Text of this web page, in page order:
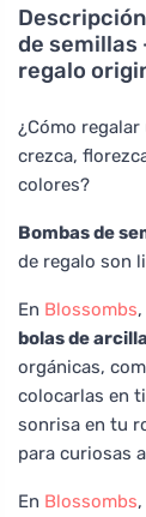
de semillas
regalo
¿Cómo
crezca,
colores?
Bombas de
de regalo son
En Blossombs
bolas de arcilla
orgánicas,
colocarlas en
sonrisa en tu
para curiosas
En Blossombs